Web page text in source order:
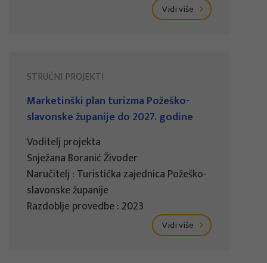
Vidi više
STRUČNI PROJEKTI
Marketinški plan turizma Požeško-
slavonske županije do 2027. godine
Voditelj projekta
Snježana Boranić Živoder
Naručitelj : Turistička zajednica Požeško-
slavonske županije
Razdoblje provedbe : 2023
Vidi više